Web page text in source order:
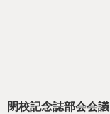
閉校記念誌部会会議